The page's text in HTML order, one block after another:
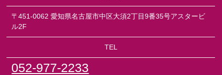
〒451-0062 愛知県名古屋市中区大須2丁目9番35号アスタービ
ル2F
TEL
052-977-2233